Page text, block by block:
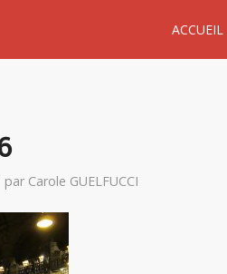
ACCUEIL
par Carole GUELFUCCI